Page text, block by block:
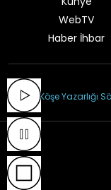
WebTV
Haber İhbar
Köşe Yazarlığı